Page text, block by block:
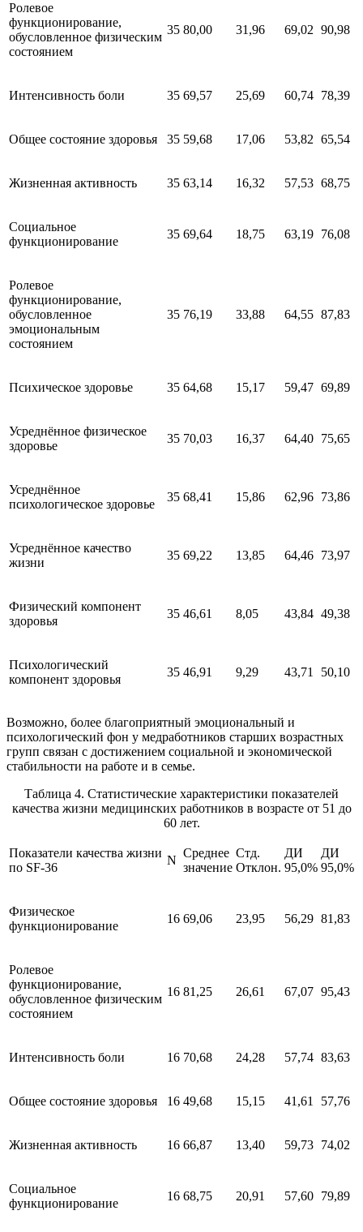
Ролевое
функционирование,
обусловленное физическим
состоянием
35 80,00 31,96 69,02 90,98
Интенсивность боли 35 69,57 25,69 60,74 78,39
Общее состояние здоровья 35 59,68 17,06 53,82 65,54
Жизненная активность 35 63,14 16,32 57,53 68,75
Социальное
функционирование
35 69,64 18,75 63,19 76,08
Ролевое
функционирование,
обусловленное
эмоциональным
состоянием
35 76,19 33,88 64,55 87,83
Психическое здоровье 35 64,68 15,17 59,47 69,89
Усреднённое физическое
здоровье
35 70,03 16,37 64,40 75,65
Усреднённое
психологическое здоровье
35 68,41 15,86 62,96 73,86
Усреднённое качество
жизни
35 69,22 13,85 64,46 73,97
Физический компонент
здоровья
35 46,61 8,05 43,84 49,38
Психологический
компонент здоровья
35 46,91 9,29 43,71 50,10
Возможно, более благоприятный эмоциональный и
психологический фон у медработников старших возрастных
групп связан с достижением социальной и экономической
стабильности на работе и в семье.
Таблица 4. Статистические характеристики показателей
качества жизни медицинских работников в возрасте от 51 до
60 лет.
Показатели качества жизни
по SF-36
N
Среднее
значение
Стд.
Отклон.
ДИ
95,0%
ДИ
95,0%
Физическое
функционирование
16 69,06 23,95 56,29 81,83
Ролевое
функционирование,
обусловленное физическим
состоянием
16 81,25 26,61 67,07 95,43
Интенсивность боли 16 70,68 24,28 57,74 83,63
Общее состояние здоровья 16 49,68 15,15 41,61 57,76
Жизненная активность 16 66,87 13,40 59,73 74,02
Социальное
функционирование
16 68,75 20,91 57,60 79,89